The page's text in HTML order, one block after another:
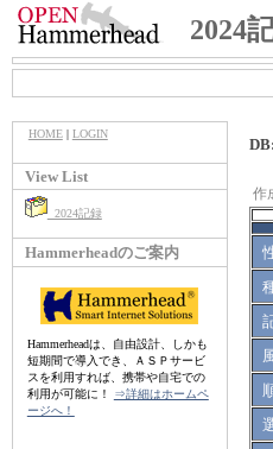
2024
HOME| LOGIN
View List
2024記録
Hammerheadのご案内
Hammerheadは、自由設計、しかも
短期間で導入でき、ＡＳＰサービ
スを利用すれば、携帯や自宅での
利用が可能に！
⇒詳細はホームペ
ージへ！
作